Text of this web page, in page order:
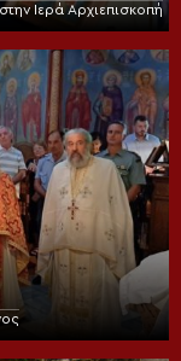
Ιερά Αρχιεπισκοπή